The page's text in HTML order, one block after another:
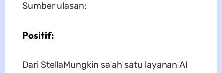
Sumber ulasan:
Positif:
Dari StellaMungkin salah satu layanan AI